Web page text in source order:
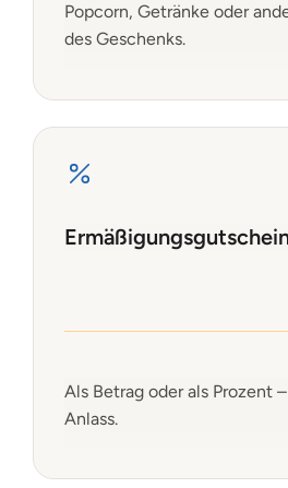
Popcorn, Getränke oder
des Geschenks.
Als Betrag oder als Prozent
Anlass.